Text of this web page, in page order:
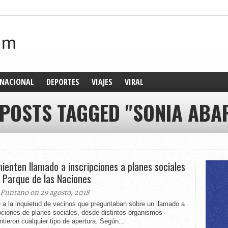
NACIONAL DEPORTES VIAJES VIRAL
TAGGED "SONIA
llamado a inscripciones a planes sociales
de las Naciones
on 29 agosto, 2018
a la inquietud de vecinos que preguntaban sobre un llamado a
de planes sociales, desde distintos organismos
cualquier tipo de apertura. Según...